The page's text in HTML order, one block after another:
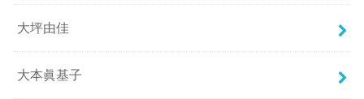
大坪由佳
大本眞基子